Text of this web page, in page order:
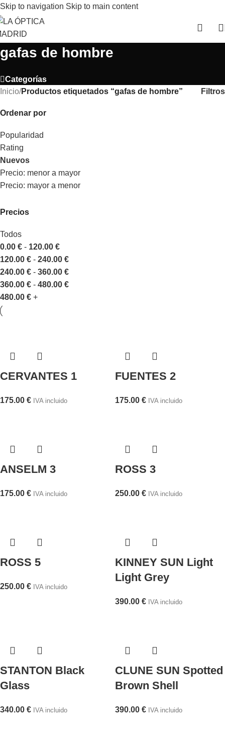
Skip to navigation Skip to main content
gafas de hombre
Categorías
Inicio/Productos etiquetados “gafas de hombre” Filtros
Ordenar por
Popularidad
Rating
Nuevos
Precio: menor a mayor
Precio: mayor a menor
Precios
Todos
0.00 € - 120.00 €
120.00 € - 240.00 €
240.00 € - 360.00 €
360.00 € - 480.00 €
480.00 € +
CERVANTES 1
175.00 € IVA incluido
FUENTES 2
175.00 € IVA incluido
ANSELM 3
175.00 € IVA incluido
ROSS 3
250.00 € IVA incluido
ROSS 5
250.00 € IVA incluido
KINNEY SUN Light
Light Grey
390.00 € IVA incluido
STANTON Black
Glass
340.00 € IVA incluido
CLUNE SUN Spotted
Brown Shell
390.00 € IVA incluido